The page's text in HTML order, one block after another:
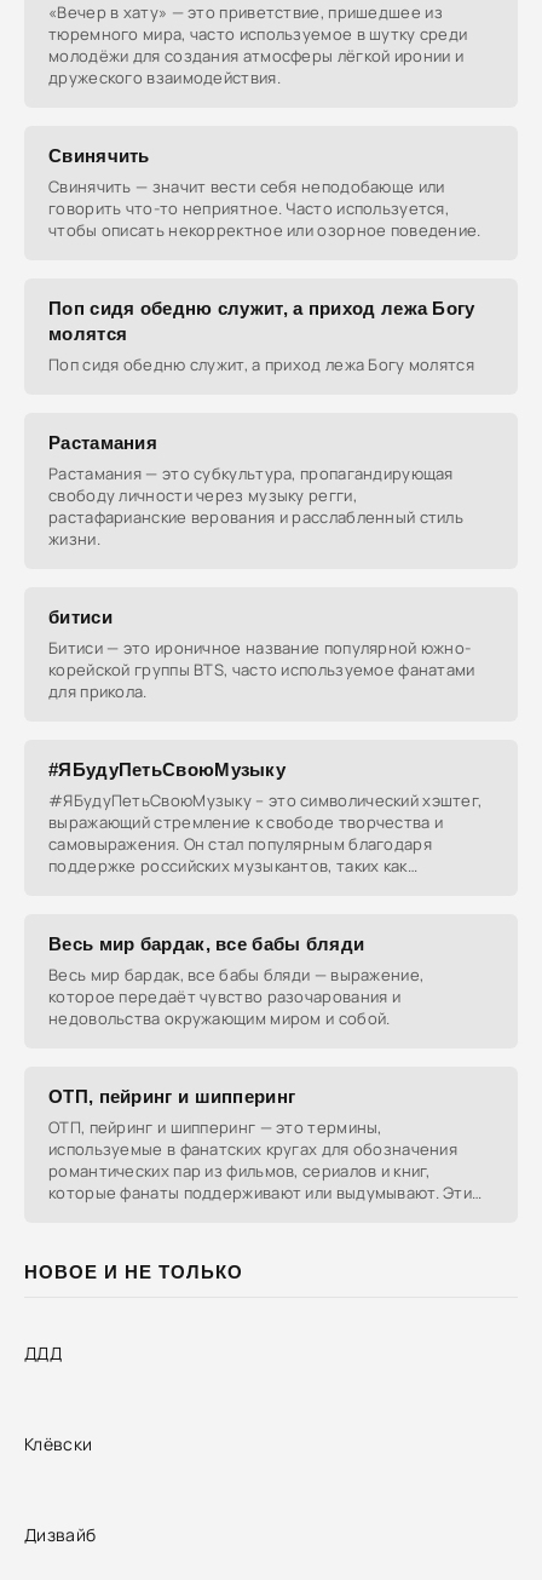
НОВОЕ И НЕ ТОЛЬКО
ДДД
Клёвски
Дизвайб
«Вечер в хату» — это приветствие, пришедшее из
тюремного мира, часто используемое в шутку среди
молодёжи для создания атмосферы лёгкой иронии и
дружеского взаимодействия.
Свинячить
Свинячить — значит вести себя неподобающе или
говорить что-то неприятное. Часто используется,
чтобы описать некорректное или озорное поведение.
Поп сидя обедню служит, а приход лежа Богу
молятся
Поп сидя обедню служит, а приход лежа Богу молятся
Растамания
Растамания — это субкультура, пропагандирующая
свободу личности через музыку регги,
растафарианские верования и расслабленный стиль
жизни.
битиси
Битиси — это ироничное название популярной южно-
корейской группы BTS, часто используемое фанатами
для прикола.
#ЯБудуПетьСвоюМузыку
#ЯБудуПетьСвоюМузыку – это символический хэштег,
выражающий стремление к свободе творчества и
самовыражения. Он стал популярным благодаря
поддержке российских музыкантов, таких как
Весь мир бардак, все бабы бляди
Весь мир бардак, все бабы бляди — выражение,
которое передаёт чувство разочарования и
недовольства окружающим миром и собой.
ОТП, пейринг и шипперинг
ОТП, пейринг и шипперинг — это термины,
используемые в фанатских кругах для обозначения
романтических пар из фильмов, сериалов и книг,
которые фанаты поддерживают или выдумывают. Эти